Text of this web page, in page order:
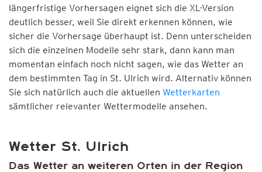
längerfristige Vorhersagen eignet sich die XL-Version
deutlich besser, weil Sie direkt erkennen können, wie
sicher die Vorhersage überhaupt ist. Denn unterscheiden
sich die einzelnen Modelle sehr stark, dann kann man
momentan einfach noch nicht sagen, wie das Wetter an
dem bestimmten Tag in St. Ulrich wird. Alternativ können
Sie sich natürlich auch die aktuellen Wetterkarten
sämtlicher relevanter Wettermodelle ansehen.
Wetter St. Ulrich
Das Wetter an weiteren Orten in der Region